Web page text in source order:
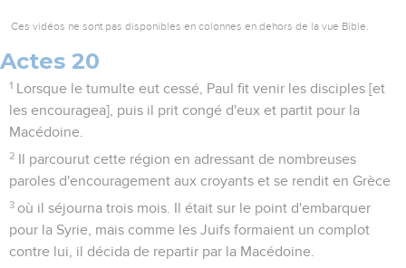
Ces vidéos ne sont pas disponibles en colonnes en dehors de la vue Bible.
Actes 20
1 Lorsque le tumulte eut cessé, Paul fit venir les disciples [et
les encouragea], puis il prit congé d'eux et partit pour la
Macédoine.
2 Il parcourut cette région en adressant de nombreuses
paroles d'encouragement aux croyants et se rendit en Grèce
3 où il séjourna trois mois. Il était sur le point d'embarquer
pour la Syrie, mais comme les Juifs formaient un complot
contre lui, il décida de repartir par la Macédoine.